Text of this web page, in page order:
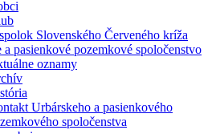
Slovenského Červeného kríža
a pasienkové pozemkové spoločenstvo
oznamy
Urbárskeho a pasienkového
spoločenstva